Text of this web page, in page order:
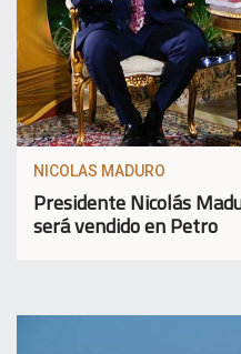
NICOLAS MADURO
Presidente Nicolás
será vendido en Petro